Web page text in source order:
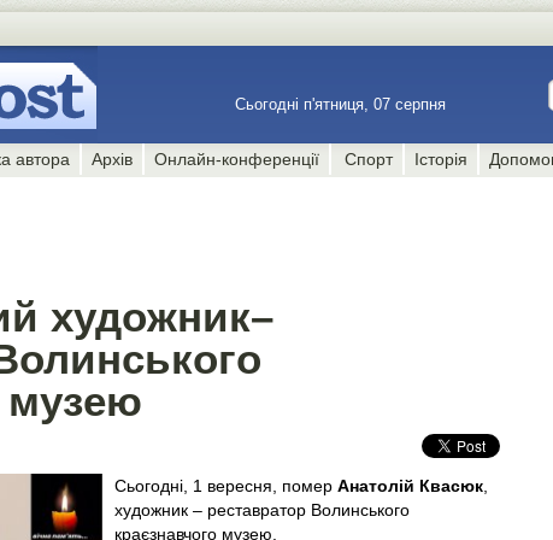
Сьогодні п'ятниця, 07 серпня
автора Архів Онлайн-конференції Спорт Історія
художник–
музею
Сьогодні, 1 вересня, помер Анатолій Квасюк
художник – реставратор Волинського
краєзнавчого музею.